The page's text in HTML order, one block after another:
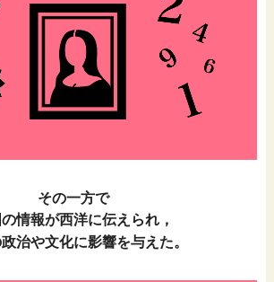
その一方で
情報が西洋に伝えられ，
治や文化に影響を与えた。